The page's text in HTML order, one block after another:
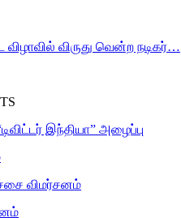
விழாவில் விருது வென்ற நடிகர்…
இந்தியா” அழைப்பு
விமர்சனம்